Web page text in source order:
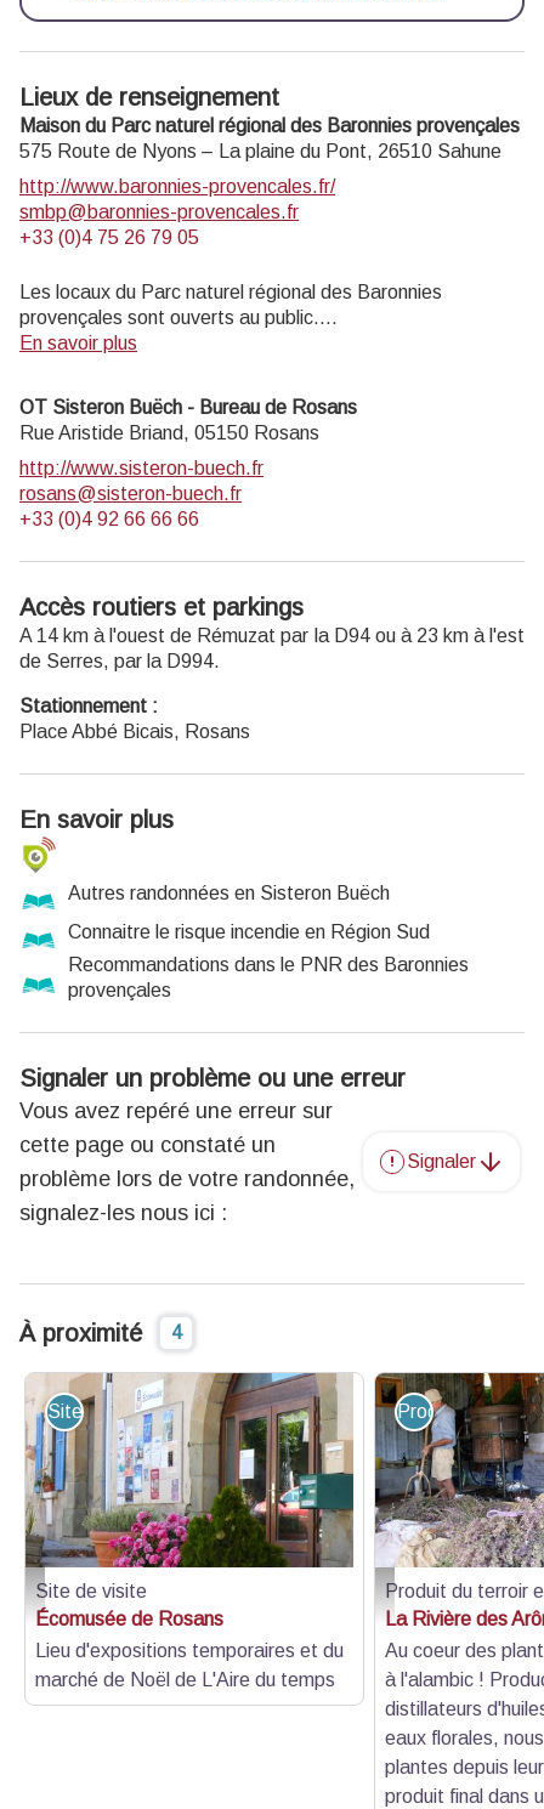
Lieux de renseignement
Maison du Parc naturel régional des Baronnies provençales
575 Route de Nyons – La plaine du Pont, 26510 Sahune
http://www.baronnies-provencales.fr/
smbp@baronnies-provencales.fr
+33 (0)4 75 26 79 05
Les locaux du Parc naturel régional des Baronnies
provençales sont ouverts au public.
31 OCTOBRE 2025
Du mardi au vendredi de 14h à 18h, et les dimanches de
juillet et août de 14h à 18h
En savoir plus
OT Sisteron Buëch - Bureau de Rosans
Rue Aristide Briand, 05150 Rosans
http://www.sisteron-buech.fr
rosans@sisteron-buech.fr
+33 (0)4 92 66 66 66
Accès routiers et parkings
A 14 km à l'ouest de Rémuzat par la D94 ou à 23 km à l'est
de Serres, par la D994.
Stationnement :
Place Abbé Bicais, Rosans
En savoir plus
Autres randonnées en Sisteron Buëch
Connaitre le risque incendie en Région Sud
Recommandations dans le PNR des Baronnies
provençales
Signaler un problème ou une erreur
Vous avez repéré une erreur sur
cette page ou constaté un
problème lors de votre randonnée,
signalez-les nous ici :
Signaler
À proximité 4
Entrée - Office de Tourisme Sisteron Les Alpes provençales
Site de visite
Site de visite
Écomusée de Rosans
Lieu d'expositions temporaires et du
marché de Noël de L'Aire du temps
Distillation de plantes
Produit du
Produit du terroir
La Rivière des
Au coeur des
à l'alambic !
distillateurs
eaux florales,
plantes depuis
produit final dans